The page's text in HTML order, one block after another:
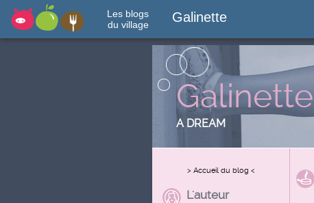
Les blogs
du village
Galinette
Galinette
A DREAM
> Accueil du blog <
L'auteur